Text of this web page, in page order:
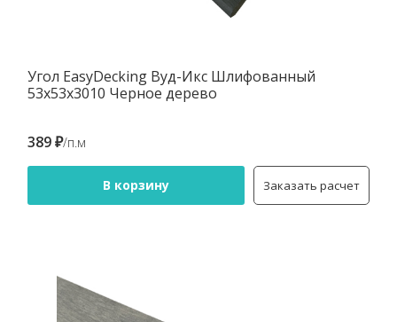
Угол EasyDecking Вуд-Икс Шлифованный
53х53х3010 Черное дерево
389 ₽/п.м
В корзину Заказать расчет